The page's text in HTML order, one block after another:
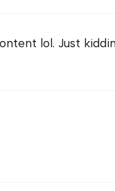
lol. Just